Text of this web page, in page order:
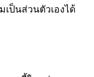
ป็นส่วนตัวเองได้